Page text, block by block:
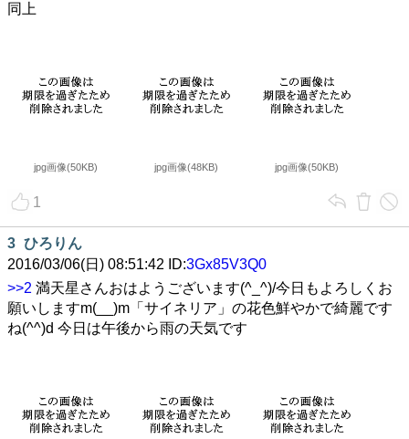
同上
jpg画像(50KB) jpg画像(48KB) jpg画像(50KB)
1
3 ひろりん
2016/03/06(日) 08:51:42 ID:3Gx85V3Q0
>>2 満天星さんおはようございます(^_^)/今日もよろしくお
願いしますm(__)m「サイネリア」の花色鮮やかで綺麗です
ね(^^)d 今日は午後から雨の天気です